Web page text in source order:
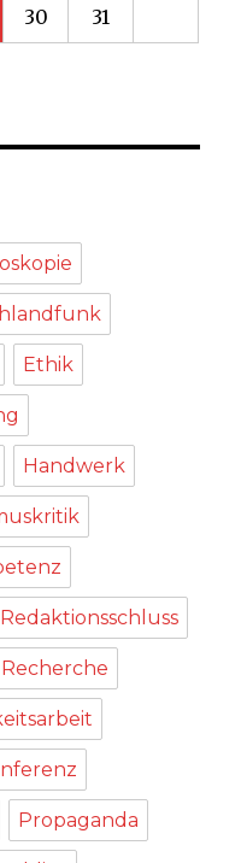
30
31
Ethik
Handwerk
Propaganda